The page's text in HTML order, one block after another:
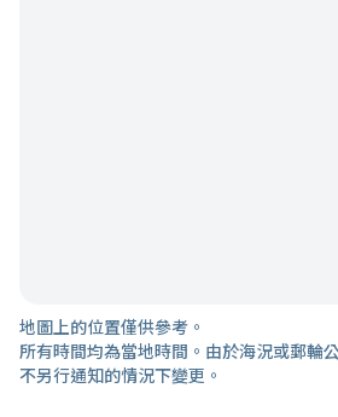
地圖上的位置僅供參考。
所有時間均為當地時間。由於海況或郵輪
不另行通知的情況下變更。